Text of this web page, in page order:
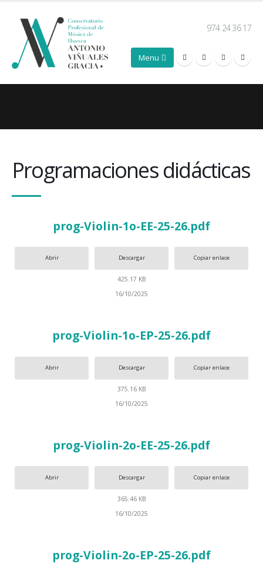
974 24 36 17
Programaciones didácticas
prog-Violin-1o-EE-25-26.pdf
Abrir Descargar Copiar enlace
425.17 KB
16/10/2025
prog-Violin-1o-EP-25-26.pdf
Abrir Descargar Copiar enlace
375.16 KB
16/10/2025
prog-Violin-2o-EE-25-26.pdf
Abrir Descargar Copiar enlace
365.46 KB
16/10/2025
prog-Violin-2o-EP-25-26.pdf